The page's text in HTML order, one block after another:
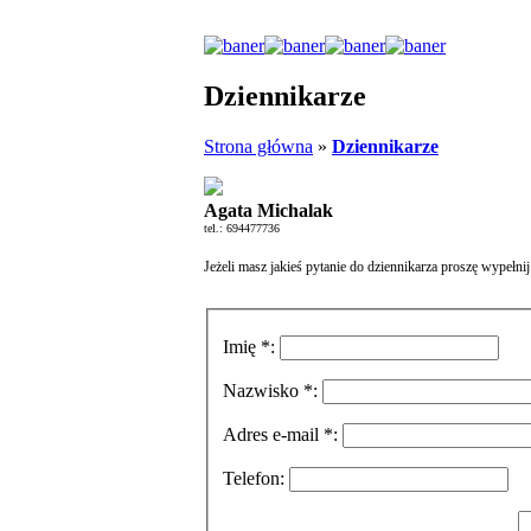
Dziennikarze
Strona główna » Dziennikarze
Agata Michalak
tel.: 694477736
Jeżeli masz jakieś pytanie do dziennikarza proszę
Imię *:
Nazwisko *:
Adres e-mail *:
Telefon: